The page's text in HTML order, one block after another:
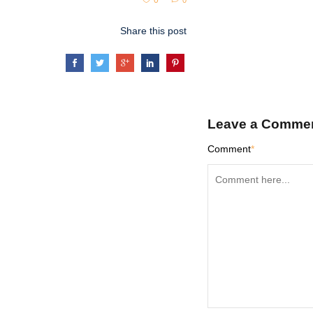
Share this post
Leave a
Comment*